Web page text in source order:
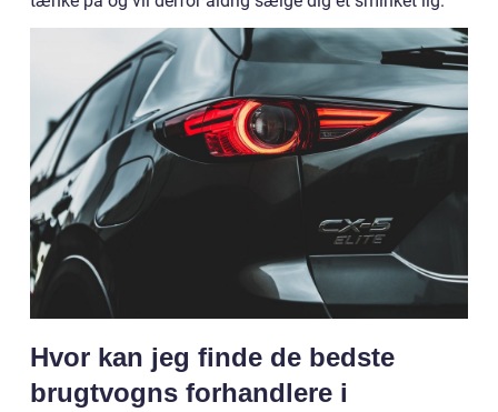
Hvor kan jeg finde de bedste
brugtvogns forhandlere i